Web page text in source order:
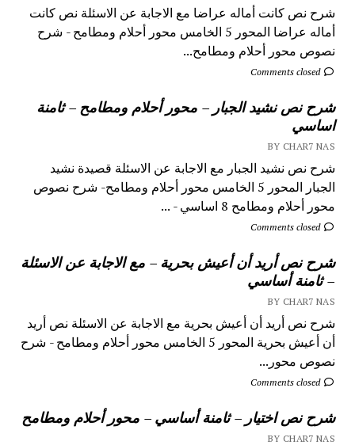
شرح نص كانت أماله عراضا مع الاجابة عن الاسئلة نص كانت
أماله عراضا المحور 5 الخامس محور أحلام ومطامح - شرح
نصوص محور أحلام ومطامح...
Comments closed
شرح نص نشيد الجبار – محور أحلام ومطامح – ثامنة
اساسي
BY CHAR7 NAS
شرح نص نشيد الجبار مع الاجابة عن الاسئلة قصيدة نشيد
الجبار المحور 5 الخامس محور أحلام ومطامح- شرح نصوص
محور أحلام ومطامح 8 اساسي - ...
Comments closed
شرح نص أريد أن أعيش بحرية – مع الاجابة عن الاسئلة
– ثامنة أساسي
BY CHAR7 NAS
شرح نص أريد أن أعيش بحرية مع الاجابة عن الاسئلة نص أريد
أن أعيش بحرية المحور 5 الخامس محور أحلام ومطامح - شرح
نصوص محور...
Comments closed
شرح نص اختيار – ثامنة أساسي – محور أحلام ومطامح
BY CHAR7 NAS